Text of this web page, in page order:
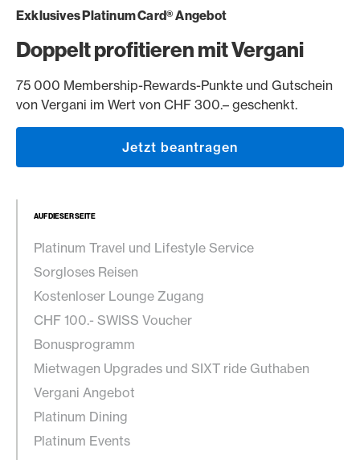
Exklusives Platinum Card® Angebot
Doppelt profitieren mit Vergani
75 000 Membership-Rewards-Punkte und Gutschein
von Vergani im Wert von CHF 300.– geschenkt.
Jetzt beantragen
AUF DIESER SEITE
Platinum Travel und Lifestyle Service
Sorgloses Reisen
Kostenloser Lounge Zugang
CHF 100.- SWISS Voucher
Bonusprogramm
Mietwagen Upgrades und SIXT ride Guthaben
Vergani Angebot
Platinum Dining
Platinum Events